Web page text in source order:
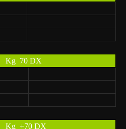
Kg 70 DX
Kg +70 DX